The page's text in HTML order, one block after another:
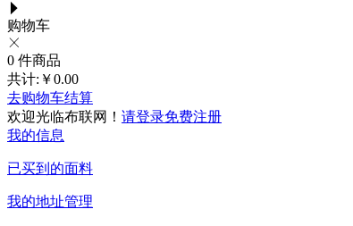
购物车
0 件商品
共计: ￥0.00
去购物车结算
欢迎光临布联网！ 请登录免费注册
我的信息
已买到的面料
我的地址管理